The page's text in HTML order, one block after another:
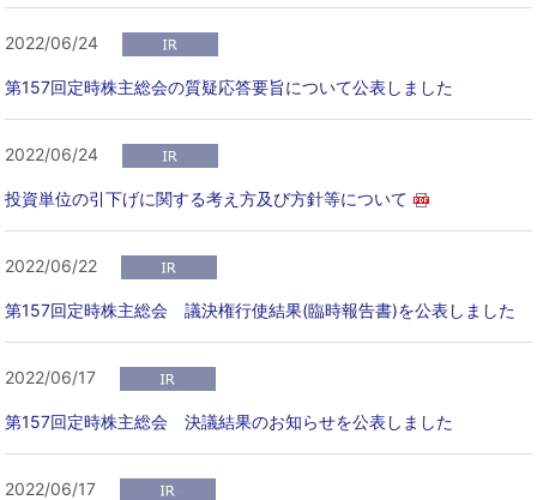
2022/06/24
第157回定時株主総会の質疑応答要旨について公表しました
2022/06/24
投資単位の引下げに関する考え方及び方針等について
2022/06/22
第157回定時株主総会 議決権行使結果(臨時報告書)を公表しました
2022/06/17
第157回定時株主総会 決議結果のお知らせを公表しました
2022/06/17